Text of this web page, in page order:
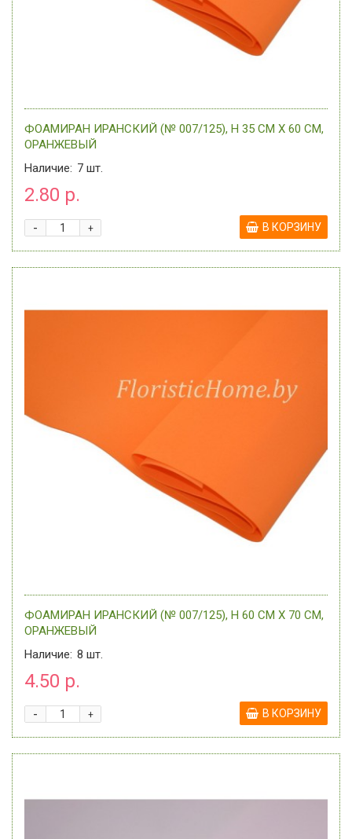
ФОАМИРАН ИРАНСКИЙ (№ 007/125), H 35 СМ Х 60 СМ,
ОРАНЖЕВЫЙ
Наличие: 7 шт.
2.80 р.
+
- В КОРЗИНУ
ФОАМИРАН ИРАНСКИЙ (№ 007/125), H 60 СМ Х 70 СМ,
ОРАНЖЕВЫЙ
Наличие: 8 шт.
4.50 р.
+
- В КОРЗИНУ